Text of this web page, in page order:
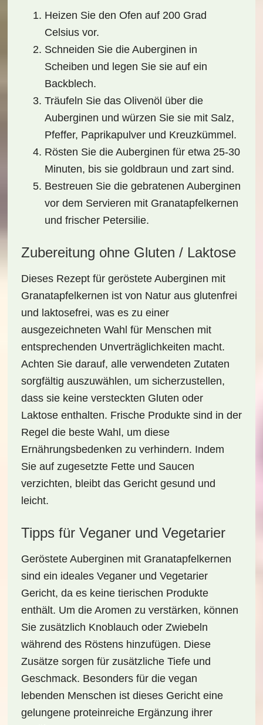
Heizen Sie den Ofen auf 200 Grad
Celsius vor.
Schneiden Sie die Auberginen in
Scheiben und legen Sie sie auf ein
Backblech.
Träufeln Sie das Olivenöl über die
Auberginen und würzen Sie sie mit Salz,
Pfeffer, Paprikapulver und Kreuzkümmel.
Rösten Sie die Auberginen für etwa 25-30
Minuten, bis sie goldbraun und zart sind.
Bestreuen Sie die gebratenen Auberginen
vor dem Servieren mit Granatapfelkernen
und frischer Petersilie.
Zubereitung ohne Gluten / Laktose
Dieses Rezept für geröstete Auberginen mit
Granatapfelkernen ist von Natur aus glutenfrei
und laktosefrei, was es zu einer
ausgezeichneten Wahl für Menschen mit
entsprechenden Unverträglichkeiten macht.
Achten Sie darauf, alle verwendeten Zutaten
sorgfältig auszuwählen, um sicherzustellen,
dass sie keine versteckten Gluten oder
Laktose enthalten. Frische Produkte sind in der
Regel die beste Wahl, um diese
Ernährungsbedenken zu verhindern. Indem
Sie auf zugesetzte Fette und Saucen
verzichten, bleibt das Gericht gesund und
leicht.
Tipps für Veganer und Vegetarier
Geröstete Auberginen mit Granatapfelkernen
sind ein ideales Veganerund Vegetarier
Gericht, da es keine tierischen Produkte
enthält. Um die Aromen zu verstärken, können
Sie zusätzlich Knoblauch oder Zwiebeln
während des Röstens hinzufügen. Diese
Zusätze sorgen für zusätzliche Tiefe und
Geschmack. Besonders für die vegan
lebenden Menschen ist dieses Gericht eine
gelungene proteinreiche Ergänzung ihrer